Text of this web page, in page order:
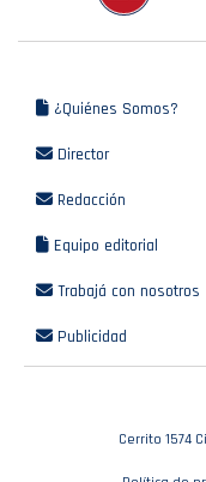
¿Quiénes Somos?
Director
Redacción
Equipo editorial
Trabajá con nosotros
Publicidad
Cerrito 1574